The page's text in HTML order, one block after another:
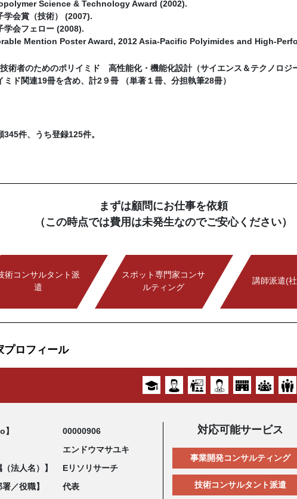
Science & Technology Award (2002).
学会賞（技術） (2007).
学会フェロー (2008).
Mention Poster Award, 2012 Asia-Pacific Polyimides and High-
術者のためのポリイミド 高性能化・機能化設計（サイエンス＆テクノロ
ミド関連19冊を含め、計2９冊 （単著１冊、分担執筆28冊）
345件、うち登録125件。
まずは顧問にお仕事を依頼
（この時点では費用は未発生なのでご安心ください）
術コンサルタント派
遣
スポット専門家コンサ
ルティング
講師派遣(
プロフィール
】
00000906
エンドウマサユキ
（法人名）】
Eリソリサーチ
署／役職】
代表
対応可能サービス
事業開発コンサルティング
技術コンサルタント派遣